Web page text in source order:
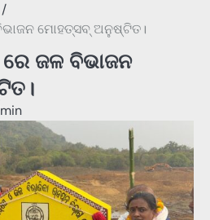
ମୋହତ୍ସବ୍ ଅନୁଷ୍ଟିତ।
ଜଳ ବିଭାଜନ